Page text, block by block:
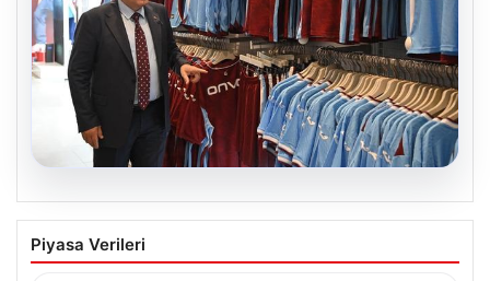
06.08.2026
Ahmet Metin Genç’in forma
kampanyasıyla ilgili belediyeden
Piyasa Verileri